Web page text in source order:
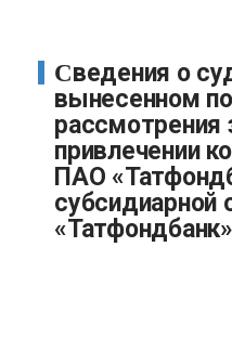
Сведения о судебном акте,
вынесенном
рассмотрения
привлечении
ПАО
субсидиарной
«Татфондбанк»